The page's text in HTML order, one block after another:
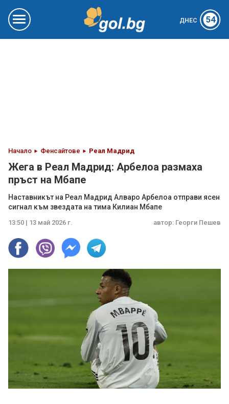
ДНЕС 54
Начало Фенсайтове Реал Мадрид
Жега в Реал Мадрид: Арбелоа размаха
пръст на Мбапе
Наставникът на Реал Мадрид Алваро Арбелоа отправи ясен
сигнал към звездата на тима Килиан Мбапе
13:50 | 13 май 2026 г. автор: Георги Пешев